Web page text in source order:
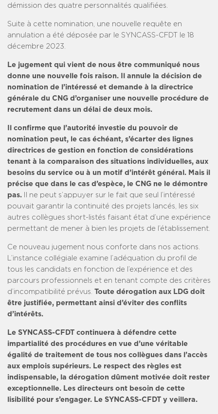
démission des quatre personnalités qualifiées.
Suite à cette nomination, une nouvelle requête en
annulation a été déposée par le SYNCASS-CFDT le 18
décembre 2023.
Le jugement qui vient de nous être communiqué nous
donne une nouvelle fois raison. Il annule la décision de
nomination de l’intéressé et demande à la directrice
générale du CNG d’organiser une nouvelle procédure de
recrutement dans un délai de deux mois.
Il confirme que l’autorité investie du pouvoir de
nomination peut, le cas échéant, s’écarter des lignes
directrices de gestion en fonction de considérations
tenant à la comparaison des situations individuelles, aux
besoins du service ou à un motif d’intérêt général. Mais il
précise que dans le cas d’espèce, le CNG ne le démontre
pas. Il ne peut s’appuyer sur le fait que seul l’intéressé
pouvait garantir la continuité des projets lancés, les six
autres collègues short-listés faisant état d’une expérience
permettant de mener à bien les projets de l’établissement.
Ce nouveau jugement nous conforte dans nos actions.
L’instance collégiale examine l’adéquation du profil de
tous les candidats en fonction de l’expérience et des
parcours professionnels et en tenant compte des critères
d’incompatibilité prévus. Toute dérogation aux LDG doit
être justifiée, permettant ainsi d’éviter des conflits
d’intérêts.
Le SYNCASS-CFDT continuera à défendre cette
impartialité des procédures en vue d’une véritable
égalité de traitement de tous nos collègues dans l’accès
aux emplois supérieurs. Le respect des règles est
indispensable, la dérogation dûment motivée doit rester
exceptionnelle. Les directeurs ont besoin de cette
lisibilité pour s’engager. Le SYNCASS-CFDT y veillera.